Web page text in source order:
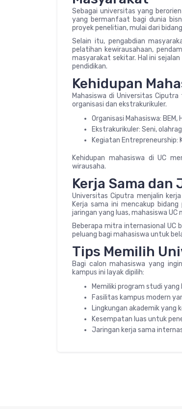
Sebagai universitas yang
yang bermanfaat bagi dunia
proyek penelitian, mulai dari
Selain itu, pengabdian
pelatihan kewirausahaan,
masyarakat sekitar. Hal ini
pendidikan.
Kehidupan
Mahasiswa di Universitas
organisasi dan ekstrakurikuler.
Organisasi Mahasiswa:
Ekstrakurikuler: Seni,
Kegiatan Entrepreneurship:
Kehidupan mahasiswa di UC
wirausaha.
Kerja Sama dan
Universitas Ciputra menjalin
Kerja sama ini mencakup
jaringan yang luas, mahasiswa
Beberapa mitra internasional UC
peluang bagi mahasiswa untuk
Tips Memilih
Bagi calon mahasiswa yang
kampus ini layak dipilih:
Memiliki program studi
Fasilitas kampus modern
Lingkungan akademik yang
Kesempatan luas untuk
Jaringan kerja sama